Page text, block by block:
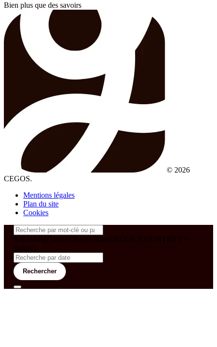
Bien plus que des savoirs
© 2026
CEGOS.
Mentions légales
Plan du site
Cookies
&& config('laravel-theme-inter.CEGOS_COUNTRY') !=
'neves')
Rechercher